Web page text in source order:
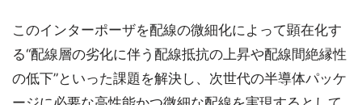
このインターポーザを配線の微細化によって顕在化す
る“配線層の劣化に伴う配線抵抗の上昇や配線間絶縁性
の低下”といった課題を解決し、次世代の半導体パッケ